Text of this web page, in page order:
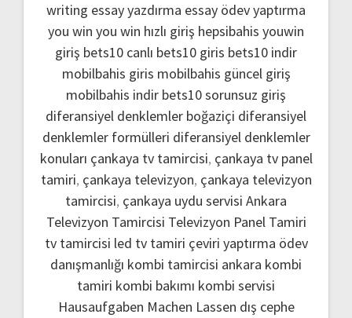
writing essay yazdırma essay ödev yaptırma
you win you win hızlı giriş hepsibahis youwin
giriş bets10 canlı bets10 giris bets10 indir
mobilbahis giris mobilbahis güncel giriş
mobilbahis indir bets10 sorunsuz giriş
diferansiyel denklemler boğaziçi diferansiyel
denklemler formülleri diferansiyel denklemler
konuları çankaya tv tamircisi, çankaya tv panel
tamiri, çankaya televizyon, çankaya televizyon
tamircisi, çankaya uydu servisi Ankara
Televizyon Tamircisi Televizyon Panel Tamiri
tv tamircisi led tv tamiri çeviri yaptırma ödev
danışmanlığı kombi tamircisi ankara kombi
tamiri kombi bakımı kombi servisi
Hausaufgaben Machen Lassen dış cephe